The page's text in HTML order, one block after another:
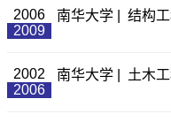
2006
2009
南华大学 | 结构
2002
2006
南华大学 | 土木